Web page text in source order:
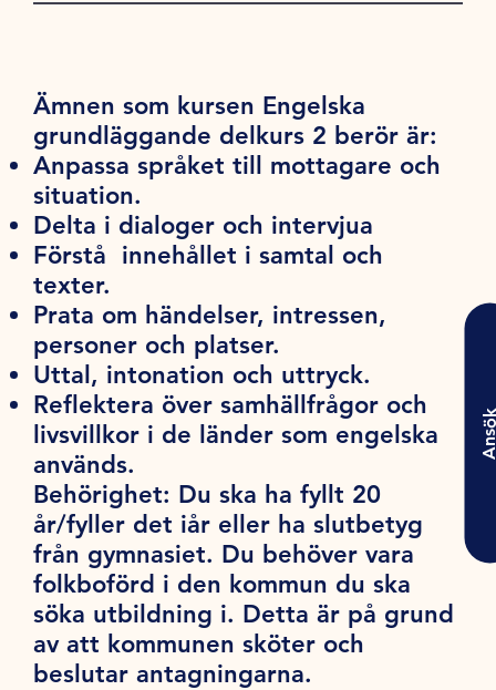
Ämnen som kursen Engelska
grundläggande delkurs 2 berör är:
Anpassa språket till mottagare och
situation.
Delta i dialoger och intervjua
Förstå innehållet i samtal och
texter.
Prata om händelser, intressen,
personer och platser.
Uttal, intonation och uttryck.
Reflektera över samhällfrågor och
livsvillkor i de länder som engelska
används.
Behörighet: Du ska ha fyllt 20
år/fyller det iår eller ha slutbetyg
från gymnasiet. Du behöver vara
folkboförd i den kommun du ska
söka utbildning i. Detta är på grund
av att kommunen sköter och
beslutar antagningarna.